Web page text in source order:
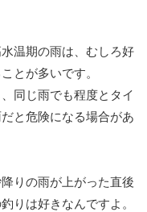
温期の雨は、むしろ好
とが多いです。
同じ雨でも程度とタイ
と危険になる場合があ
りの雨が上がった直後
りは好きなんですよ。